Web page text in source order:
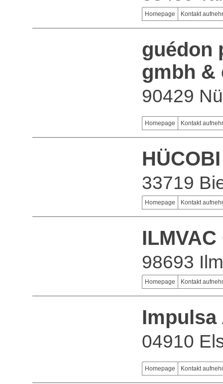
Homepage Kontakt
guédon
gmbh &
90429
Homepage Kontakt
33719
Homepage Kontakt
98693
Homepage Kontakt
Impulsa
04910
Homepage Kontakt